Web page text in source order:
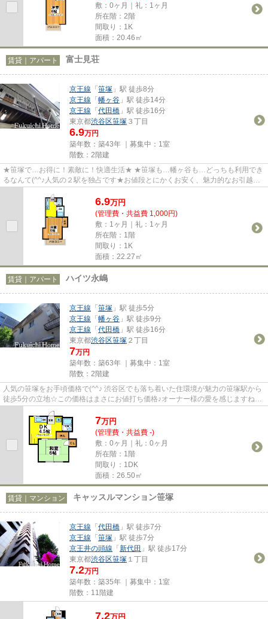
敷：0ヶ月｜礼：1ヶ月
所在階：2階
間取り：1K
面積：20.46㎡
賃貸｜アパート 富士見荘
京王線 「笹塚 」駅 徒歩8分
京王線 「幡ヶ谷 」駅 徒歩14分
京王線 「代田橋 」駅 徒歩16分
東京都渋谷区笹塚 ３丁目
6.9万円
築年数：築43年 ｜募集中： 1室
階数：2階建
★笹塚で…お得に！素敵に！快適生活★ ★笹塚も…幡ヶ谷も…どっちも利用でき
るなんて(^^♪人気の２駅を独占です★お値段とにかくお安く、魅力的なお引越し
の夢を叶える！そんなお勧めの一部...
6.9万円
(管理費・共益費 1,000円)
敷：1ヶ月｜礼：1ヶ月
所在階：1階
間取り：1K
面積：22.27㎡
賃貸｜アパート ハイツ永嶋
京王線 「笹塚 」駅 徒歩5分
京王線 「幡ヶ谷 」駅 徒歩9分
京王線 「代田橋 」駅 徒歩16分
東京都渋谷区笹塚 ２丁目
7万円
築年数：築63年 ｜募集中： 1室
階数：2階建
人気の笹塚をお手頃価格で(^^♪ 渋谷区でも落ち着いた住環境が魅力の笹塚駅から
徒歩5分の立地☆この価格はまさにお値打ち価格♪オーナー様の愛を感じますね
(´艸｀*)
7万円
(管理費・共益費 -)
敷：0ヶ月｜礼：0ヶ月
所在階：1階
間取り：1DK
面積：26.50㎡
賃貸｜マンション キャッスルマンション笹塚
京王線 「代田橋 」駅 徒歩7分
京王線 「笹塚 」駅 徒歩7分
京王井の頭線 「新代田 」駅 徒歩17分
東京都渋谷区笹塚 １丁目
7.2万円
築年数：築35年 ｜募集中： 1室
階数：11階建
7.2万円